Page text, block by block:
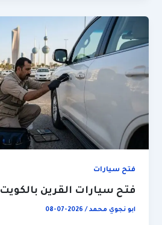
فتح سيارات
فتح سيارات القرين بالكويت
ابو نجوي محمد/
2026-07-08